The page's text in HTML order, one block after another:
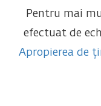
Pentru mai
efectuat de
Apropierea de